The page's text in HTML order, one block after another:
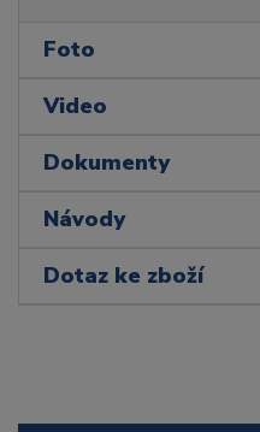
Foto
Video
Dokumenty
Návody
Dotaz ke zboží